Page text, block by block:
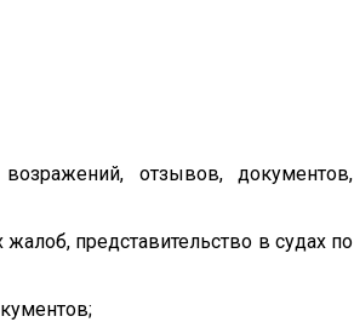
отзывов, документов,
представительство в судах по